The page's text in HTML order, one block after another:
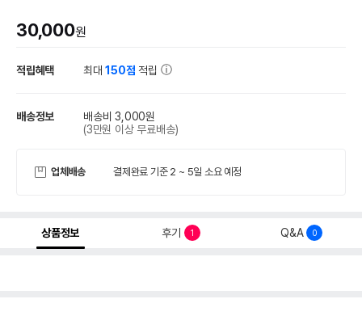
30,000원
적립혜택 최대150점 적립
배송정보
배송비 3,000원
(3만원 이상 무료배송)
업체배송 결제완료 기준 2 ~ 5일 소요 예정
상품정보 후기 1 Q&A 0